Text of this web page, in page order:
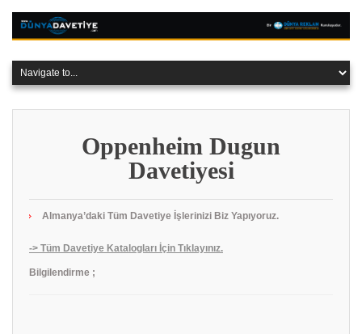
Oppenheim Dugun
Davetiyesi
Almanya’daki Tüm Davetiye İşlerinizi Biz Yapıyoruz.
-> Tüm Davetiye Katalogları İçin Tıklayınız.
Bilgilendirme ;